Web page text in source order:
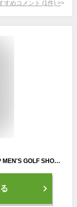
すめコメント (1 件) >
【2021年モデル】【フットジョイ】 FJ FLEX XP MEN'S GOLF SHOES フレックス XP メンズ ゴルフシューズ グレー(56273) 7サイズ：ウィズ W/3E相当 防水/スパイクレスシューズ/紐靴【FOOTJOY】【日本正規品】